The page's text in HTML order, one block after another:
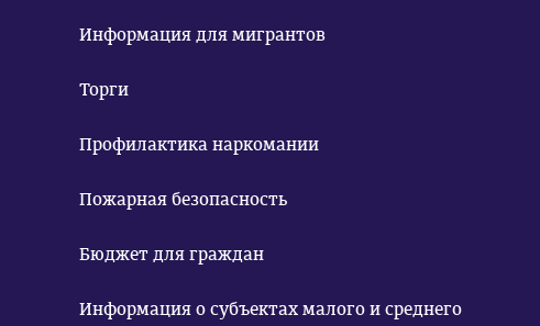
Информация для мигрантов
Торги
Профилактика наркомании
Пожарная безопасность
Бюджет для граждан
Информация о субъектах малого и среднего